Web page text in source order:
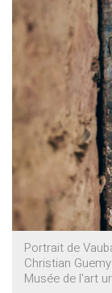
Portrait de
Christian
Musée de l'art